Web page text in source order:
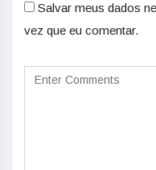
Salvar meus dados
vez que eu comentar.